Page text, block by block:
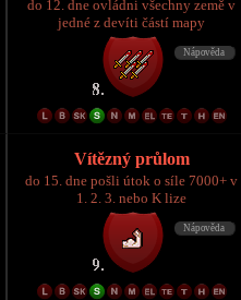
do 12. dne ovládni všechny země v
jedné z devíti částí mapy
Vítězný průlom
do 15. dne pošli útok o síle 7000+ v
1. 2. 3. nebo K lize